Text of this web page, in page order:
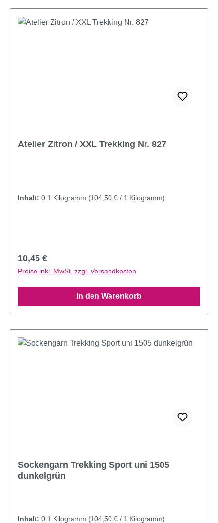
Atelier Zitron / XXL Trekking Nr. 827
Inhalt: 0.1 Kilogramm (104,50 € / 1 Kilogramm)
Regulärer Preis:
10,45 €
Preise inkl. MwSt. zzgl. Versandkosten
In den Warenkorb
Sockengarn Trekking Sport uni 1505
dunkelgrün
Inhalt: 0.1 Kilogramm (104,50 € / 1 Kilogramm)